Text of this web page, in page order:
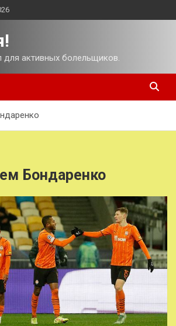
для активных болельщиков.
Бондаренко